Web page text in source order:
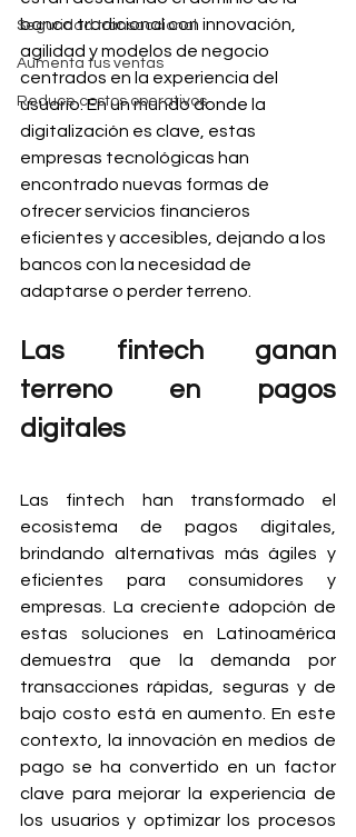
Seguridad transaccional
Aumenta tus ventas
Reduce costos operativos
banca tradicional con innovación,
agilidad y modelos de negocio
centrados en la experiencia del
usuario. En un mundo donde la
digitalización es clave, estas
empresas tecnológicas han
encontrado nuevas formas de
ofrecer servicios financieros
eficientes y accesibles, dejando a los
bancos con la necesidad de
adaptarse o perder terreno.
Las fintech ganan
terreno en pagos
digitales
Las fintech han transformado el
ecosistema de pagos digitales,
brindando alternativas más ágiles y
eficientes para consumidores y
empresas. La creciente adopción de
estas soluciones en Latinoamérica
demuestra que la demanda por
transacciones rápidas, seguras y de
bajo costo está en aumento. En este
contexto, la innovación en medios de
pago se ha convertido en un factor
clave para mejorar la experiencia de
los usuarios y optimizar los procesos